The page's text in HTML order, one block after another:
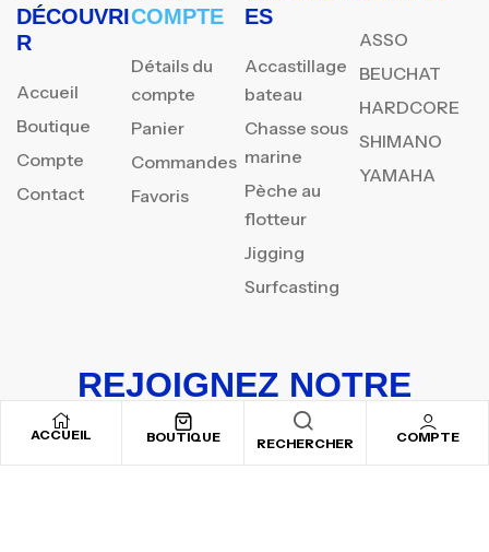
ACCUEIL BOUTIQUE RECHERCHER COMPTE
DÉCOUVRI
R
Accueil
Boutique
Compte
Contact
COMPTE
Détails du
compte
Panier
Commandes
Favoris
ES
Accastillage
bateau
Chasse sous
marine
Pèche au
flotteur
Jigging
Surfcasting
ASSO
BEUCHAT
HARDCORE
SHIMANO
YAMAHA
REJOIGNEZ NOTRE
NEWSLETTER